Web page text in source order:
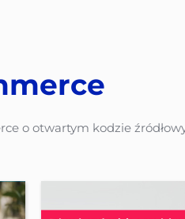
o otwartym kodzie